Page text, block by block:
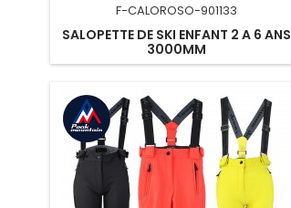
F-CALOROSO-901133
SALOPETTE DE SKI ENFANT 2 A 6 ANS
3000MM